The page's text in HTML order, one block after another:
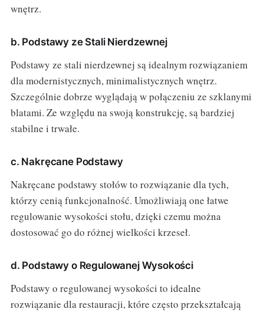
wnętrz.
b. Podstawy ze Stali Nierdzewnej
Podstawy ze stali nierdzewnej są idealnym rozwiązaniem
dla modernistycznych, minimalistycznych wnętrz.
Szczególnie dobrze wyglądają w połączeniu ze szklanymi
blatami. Ze względu na swoją konstrukcję, są bardziej
stabilne i trwałe.
c. Nakręcane Podstawy
Nakręcane podstawy stołów to rozwiązanie dla tych,
którzy cenią funkcjonalność. Umożliwiają one łatwe
regulowanie wysokości stołu, dzięki czemu można
dostosować go do różnej wielkości krzeseł.
d. Podstawy o Regulowanej Wysokości
Podstawy o regulowanej wysokości to idealne
rozwiązanie dla restauracji, które często przekształcają